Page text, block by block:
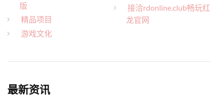
版
精品项目
游戏文化
接洽rdonline.club畅玩红
龙官网
最新资讯